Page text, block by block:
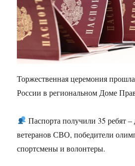
Торжественная церемония
России в региональном Доме
Паспорта получили 35 ребят –
ветеранов СВО, победители
спортсмены и волонтеры.